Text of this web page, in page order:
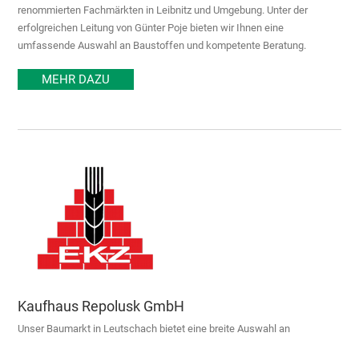
renommierten Fachmärkten in Leibnitz und Umgebung. Unter der
erfolgreichen Leitung von Günter Poje bieten wir Ihnen eine
umfassende Auswahl an Baustoffen und kompetente Beratung.
MEHR DAZU
Kaufhaus Repolusk GmbH
Unser Baumarkt in Leutschach bietet eine breite Auswahl an